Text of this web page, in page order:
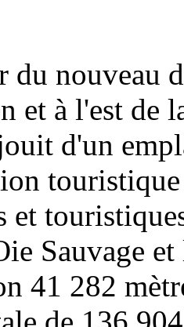
du nouveau
et à l'est de
d'un
et
Sauvage
41 282